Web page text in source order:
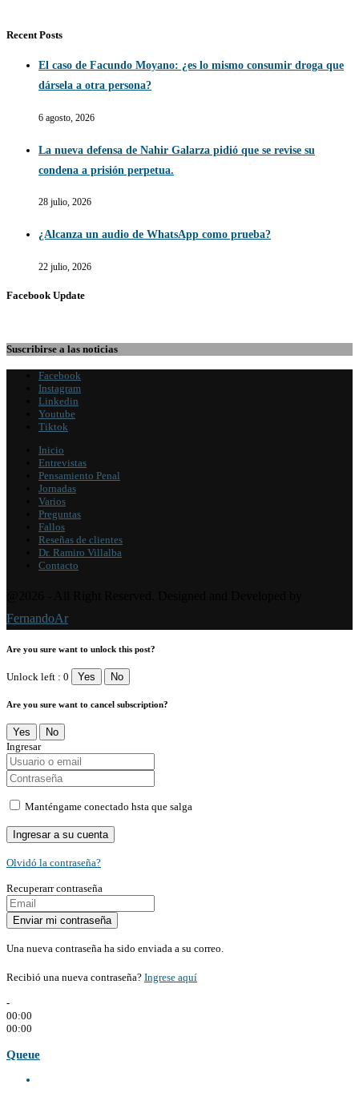
Recent Posts
El caso de Facundo Moyano: ¿es lo mismo consumir droga que
dársela a otra persona?
6 agosto, 2026
La nueva defensa de Nahir Galarza pidió que se revise su
condena a prisión perpetua.
28 julio, 2026
¿Alcanza un audio de WhatsApp como prueba?
22 julio, 2026
Facebook Update
Suscribirse a las noticias
Facebook
Instagram
Linkedin
Youtube
Tiktok
Inicio
Entrevistas
Pensamiento Penal
Jornadas
Varios
Preguntas
Fallos
Reseñas de clientes
Dr. Ramiro Villalba
Contacto
FernandoAr
Are you sure want to unlock this post?
Unlock left : 0 Yes No
Are you sure want to cancel subscription?
Yes
No
Ingresar
Manténgame conectado hsta que salga
Olvidó la contraseña?
Recuperarr contraseña
Una nueva contraseña ha sido enviada a su correo.
Recibió una nueva contraseña? Ingrese aquí
-
00:00
00:00
Queue